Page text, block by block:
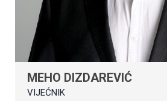
MEHO DIZDAREVIĆ
VIJEĆNIK